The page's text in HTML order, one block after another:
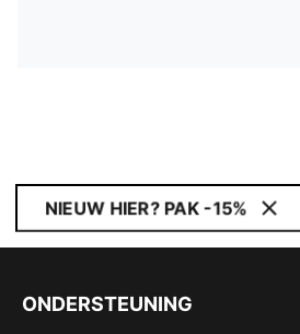
NIEUW HIER? PAK -15%
ONDERSTEUNING